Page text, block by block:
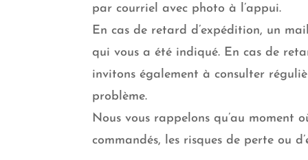
par courriel avec photo à l’appui.
En cas de retard d’expédition, un
qui vous a été indiqué. En cas de
invitons également à consulter
problème.
Nous vous rappelons qu’au moment
commandés, les risques de perte ou